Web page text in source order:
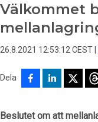
Välkommet
26.8.2021 12:53:12 CEST
Dela
Beslutet om att